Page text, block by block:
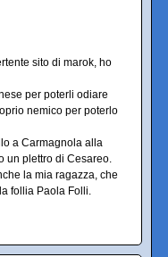
sito di marok, ho
per poterli odiare
nemico per poterlo
a Carmagnola alla
un plettro di Cesareo.
la mia ragazza, che
follia Paola Folli.